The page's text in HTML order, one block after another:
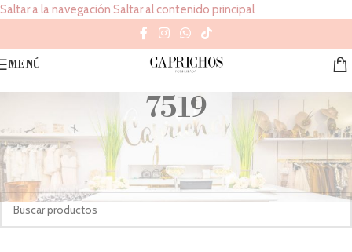
Saltar a la navegación Saltar al contenido principal
MENÚ
7519
Inicio/Group del producto 7519
No se han encontrado productos que coincidan con tu selección.